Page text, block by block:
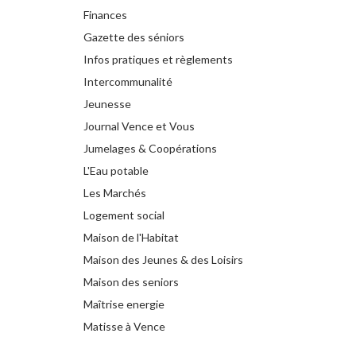
Finances
Gazette des séniors
Infos pratiques et règlements
Intercommunalité
Jeunesse
Journal Vence et Vous
Jumelages & Coopérations
L'Eau potable
Les Marchés
Logement social
Maison de l'Habitat
Maison des Jeunes & des Loisirs
Maison des seniors
Maîtrise energie
Matisse à Vence